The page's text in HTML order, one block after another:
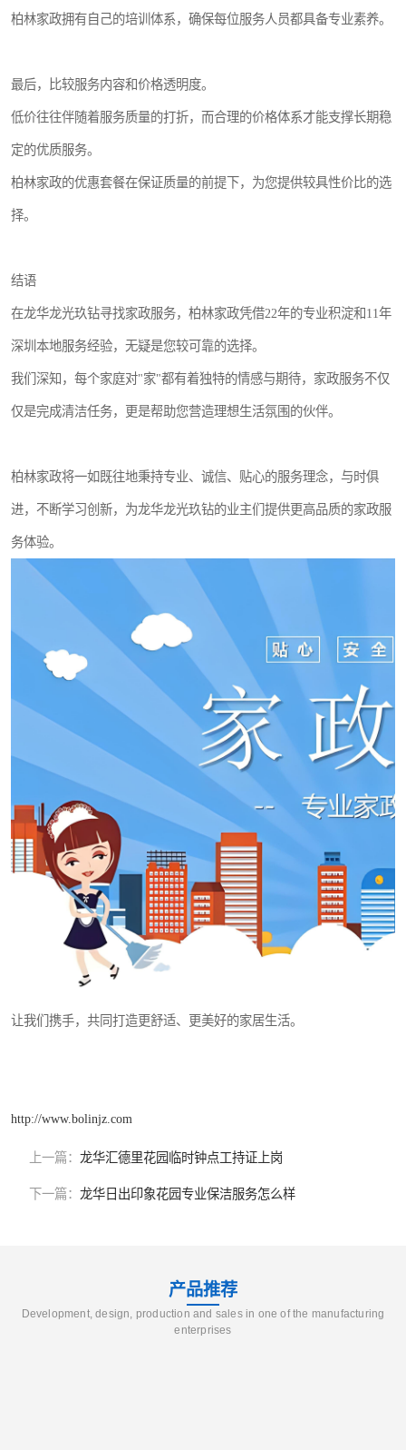
柏林家政拥有自己的培训体系，确保每位服务人员都具备专业素养。
最后，比较服务内容和价格透明度。
低价往往伴随着服务质量的打折，而合理的价格体系才能支撑长期稳
定的优质服务。
柏林家政的优惠套餐在保证质量的前提下，为您提供较具性价比的选
择。
结语
在龙华龙光玖钻寻找家政服务，柏林家政凭借22年的专业积淀和11年
深圳本地服务经验，无疑是您较可靠的选择。
我们深知，每个家庭对"家"都有着独特的情感与期待，家政服务不仅
仅是完成清洁任务，更是帮助您营造理想生活氛围的伙伴。
柏林家政将一如既往地秉持专业、诚信、贴心的服务理念，与时俱
进，不断学习创新，为龙华龙光玖钻的业主们提供更高品质的家政服
务体验。
让我们携手，共同打造更舒适、更美好的家居生活。
http://www.bolinjz.com
上一篇： 龙华汇德里花园临时钟点工持证上岗
下一篇： 龙华日出印象花园专业保洁服务怎么样
产品推荐
Development, design, production and sales in one of the manufacturing
enterprises